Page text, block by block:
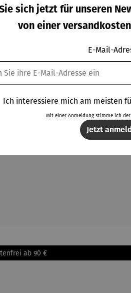
Bewertungen
Koralle und Amethyst,
42-49 cm,
ab 90 €
sich jetzt für unseren
von einer
E-Mail-
Ich interessiere mich am meisten
Mit einer Anmeldung stimme ich der
Jetzt